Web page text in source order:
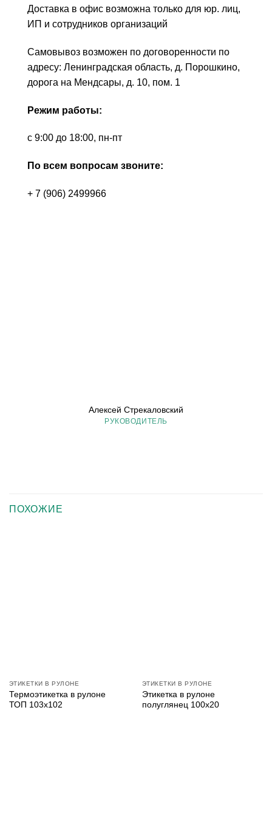
Доставка в офис возможна только для юр. лиц,
ИП и сотрудников организаций
Самовывоз возможен по договоренности по
адресу: Ленинградская область, д. Порошкино,
дорога на Мендсары, д. 10, пом. 1
Режим работы:
с 9:00 до 18:00, пн-пт
По всем вопросам звоните:
+ 7 (906) 2499966
Алексей Стрекаловский
РУКОВОДИТЕЛЬ
ПОХОЖИЕ
ЭТИКЕТКИ В РУЛОНЕ
Термоэтикетка в рулоне
ТОП 103х102
ЭТИКЕТКИ В РУЛОНЕ
Этикетка в рулоне
полуглянец 100х20